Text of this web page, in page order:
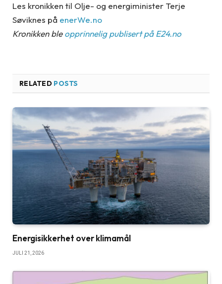
Les kronikken til Olje- og energiminister Terje
Søviknes på enerWe.no
Kronikken bleopprinnelig publisert på E24.no
RELATED POSTS
Energisikkerhet over klimamål
JULI 21, 2026